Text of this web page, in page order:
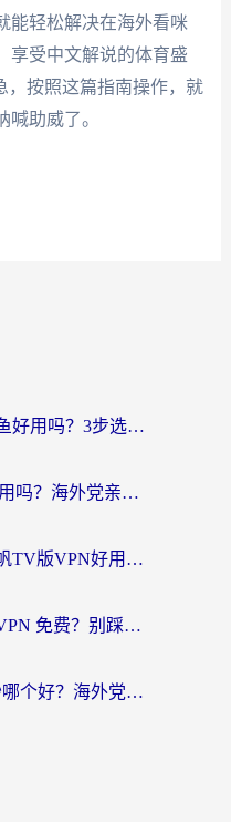
能轻松解决在海外看咪
享受中文解说的体育盛
，按照这篇指南操作，就
助威了。
海外党必看：斧牛和飞鱼好用吗？3步选对回国加速器，无缝刷剧玩国服
穿梭和FlashBack归燕好用吗？海外党亲测3款热门回国加速器，教你选对不踩坑
海外看国内剧总卡？快帆TV版VPN好用吗？和快滚VPN对比哪个回国效果更好？
海外党必看：Windows VPN 免费？别踩坑！教你选对好用的国内加速器无缝回国
Malus好用吗？和六毫秒哪个好？海外党选回国加速器的避坑指南